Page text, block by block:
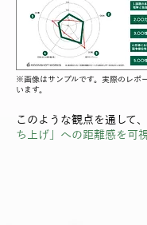
​※画像はサンプルです。実際のレポ
います。
このような観点を通して、
ち上げ」への距離感を可